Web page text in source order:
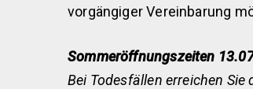
vorgängiger Vereinbarung
Sommeröffnungszeiten
Bei Todesfällen erreichen